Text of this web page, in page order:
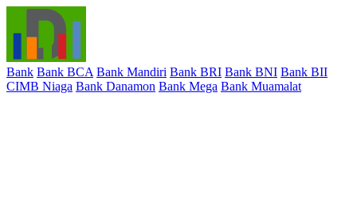
Bank Bank BCA Bank Mandiri Bank BRI Bank BNI Bank BII
CIMB Niaga Bank Danamon Bank Mega Bank Muamalat